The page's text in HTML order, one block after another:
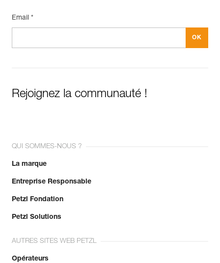
Email *
Rejoignez la communauté !
QUI SOMMES-NOUS ?
La marque
Entreprise Responsable
Petzl Fondation
Petzl Solutions
AUTRES SITES WEB PETZL
Opérateurs